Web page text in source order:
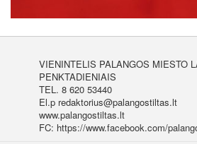
VIENINTELIS PALANGOS MIESTO
PENKTADIENIAIS
TEL. 8 620 53440
El.p redaktorius@palangostiltas.lt
www.palangostiltas.lt
FC: https://www.facebook.com/